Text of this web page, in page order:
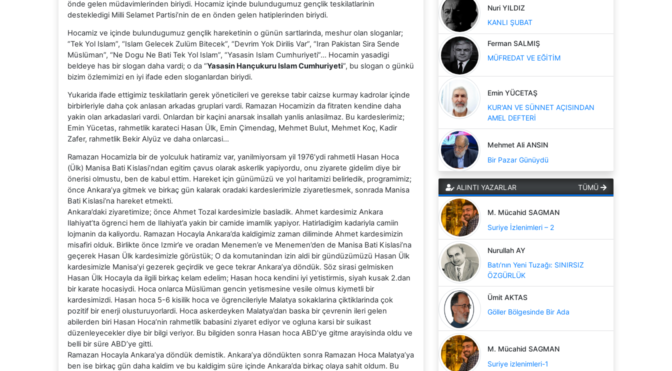
önde gelen müdavimlerinden biriydi. Hocamiz içinde bulundugumuz gençlik teskilatlarinin
destekledigi Milli Selamet Partisi’nin de en önden gelen hatiplerinden biriydi.
Hocamiz ve içinde bulundugumuz gençlik hareketinin o günün sartlarinda, meshur olan sloganlar;
“Tek Yol Islam”, “Islam Gelecek Zulüm Bitecek”, “Devrim Yok Dirilis Var”, “Iran Pakistan Sira Sende
Müslüman”, “Ne Dogu Ne Bati Tek Yol Islam”, “Yasasin Islam Cumhuriyeti”… Hocamin yasadigi
beldeye has bir slogan daha vardi; o da “Yasasin Hançukuru Islam Cumhuriyeti”, bu slogan o günkü
bizim özlemimizi en iyi ifade eden sloganlardan biriydi.
Yukarida ifade ettigimiz teskilatlarin gerek yöneticileri ve gerekse tabir caizse kurmay kadrolar içinde
birbirleriyle daha çok anlasan arkadas gruplari vardi. Ramazan Hocamizin da fitraten kendine daha
yakin olan arkadaslari vardi. Onlardan bir kaçini anarsak insallah yanlis anlasilmaz. Bu kardeslerimiz;
Emin Yücetas, rahmetlik karateci Hasan Ülk, Emin Çimendag, Mehmet Bulut, Mehmet Koç, Kadir
Zafer, rahmetlik Bekir Alyüz ve daha onlarcasi…
Ramazan Hocamizla bir de yolculuk hatiramiz var, yanilmiyorsam yil 1976’ydi rahmetli Hasan Hoca
(Ülk) Manisa Bati Kislasi’ndan egitim çavus olarak askerlik yapiyordu, onu ziyarete gidelim diye bir
önerisi olmustu, ben de kabul ettim. Hareket için günümüzü ve yol haritamizi belirledik, programimiz;
önce Ankara’ya gitmek ve birkaç gün kalarak oradaki kardeslerimizle ziyaretlesmek, sonrada Manisa
Bati Kislasi’na hareket etmekti.
Ankara’daki ziyaretimize; önce Ahmet Tozal kardesimizle basladik. Ahmet kardesimiz Ankara
Ilahiyat’ta ögrenci hem de Ilahiyat’a yakin bir camide imamlik yapiyor. Hatirladigim kadariyla camiin
lojmanin da kaliyordu. Ramazan Hocayla Ankara’da kaldigimiz zaman diliminde Ahmet kardesimizin
misafiri olduk. Birlikte önce Izmir’e ve oradan Menemen’e ve Menemen’den de Manisa Bati Kislasi’na
geçerek Hasan Ülk kardesimizle görüstük; O da komutanindan izin aldi bir gündüzümüzü Hasan Ülk
kardesimizle Manisa’yi gezerek geçirdik ve gece tekrar Ankara’ya döndük. Söz sirasi gelmisken
Hasan Ülk Hocayla da ilgili birkaç kelam edelim; Hasan hoca kendini iyi yetistirmis, siyah kusak 2.dan
bir karate hocasiydi. Hoca onlarca Müslüman gencin yetismesine vesile olmus kiymetli bir
kardesimizdi. Hasan hoca 5-6 kisilik hoca ve ögrencileriyle Malatya sokaklarina çiktiklarinda çok
pozitif bir enerji olusturuyorlardi. Hoca askerdeyken Malatya’dan baska bir çevrenin ileri gelen
abilerden biri Hasan Hoca’nin rahmetlik babasini ziyaret ediyor ve ogluna karsi bir suikast
düzenleyecekler diye bir bilgi veriyor. Bu bilgiden sonra Hasan hoca ABD’ye gitme arayisinda oldu ve
belli bir süre ABD’ye gitti.
Ramazan Hocayla Ankara’ya döndük demistik. Ankara’ya döndükten sonra Ramazan Hoca Malatya’ya
ben ise birkaç gün daha kaldim ve bu kaldigim süre içinde Ankara’da birkaç olaya sahit oldum. Bu
Nuri YILDIZ
KANLI ŞUBAT
Ferman SALMIŞ
MÜFREDAT VE EĞİTİM
Emin YÜCETAŞ
KUR'AN VE SÜNNET AÇISINDAN
AMEL DEFTERİ
Mehmet Ali ANSIN
Bir Pazar Günüydü
ALINTI YAZARLAR TÜMÜ
M. Mücahid SAGMAN
Suriye İzlenimleri – 2
Nurullah AY
Batı'nın Yeni Tuzağı: SINIRSIZ
ÖZGÜRLÜK
Ümit AKTAS
Göller Bölgesinde Bir Ada
M. Mücahid SAGMAN
Suriye izlenimleri-1